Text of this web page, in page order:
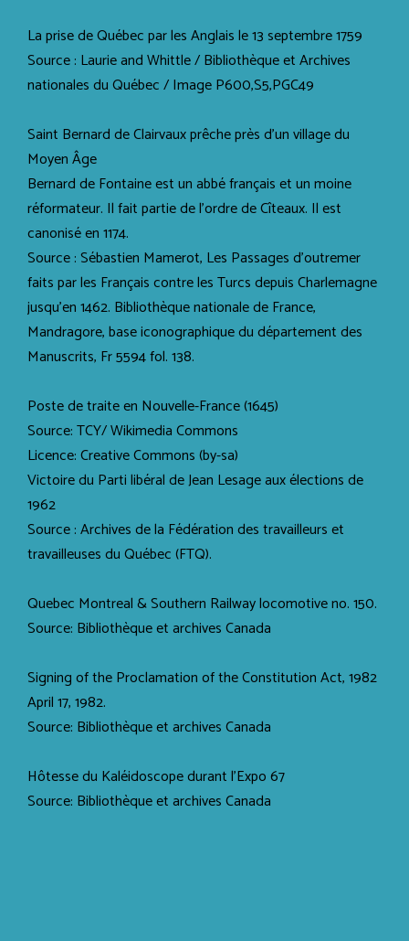
La prise de Québec par les Anglais le 13 septembre 1759
Source : Laurie and Whittle / Bibliothèque et Archives
nationales du Québec / Image P600,S5,PGC49
Saint Bernard de Clairvaux prêche près d'un village du
Moyen Âge
Bernard de Fontaine est un abbé français et un moine
réformateur. Il fait partie de l’ordre de Cîteaux. Il est
canonisé en 1174.
Source : Sébastien Mamerot, Les Passages d'outremer
faits par les Français contre les Turcs depuis Charlemagne
jusqu'en 1462. Bibliothèque nationale de France,
Mandragore, base iconographique du département des
Manuscrits, Fr 5594 fol. 138.
Poste de traite en Nouvelle-France (1645)
Source: TCY/ Wikimedia Commons
Licence: Creative Commons (by-sa)
Victoire du Parti libéral de Jean Lesage aux élections de
1962
Source : Archives de la Fédération des travailleurs et
travailleuses du Québec (FTQ).
Quebec Montreal & Southern Railway locomotive no. 150.
Source: Bibliothèque et archives Canada
Signing of the Proclamation of the Constitution Act, 1982
April 17, 1982.
Source: Bibliothèque et archives Canada
Hôtesse du Kaléidoscope durant l'Expo 67
Source: Bibliothèque et archives Canada